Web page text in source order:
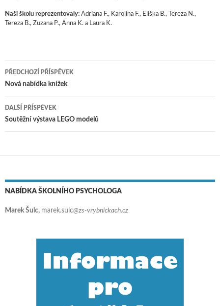
Naši školu reprezentovaly: Adriana F., Karolína F., Eliška B., Tereza N.,
Tereza B., Zuzana P., Anna K. a Laura K.
Navigace pro příspěvky
PŘEDCHOZÍ PŘÍSPĚVEK
Nová nabídka knížek
DALŠÍ PŘÍSPĚVEK
Soutěžní výstava LEGO modelů
NABÍDKA ŠKOLNÍHO PSYCHOLOGA
Marek Šulc, marek.sulc@zs-vrybnickach.cz